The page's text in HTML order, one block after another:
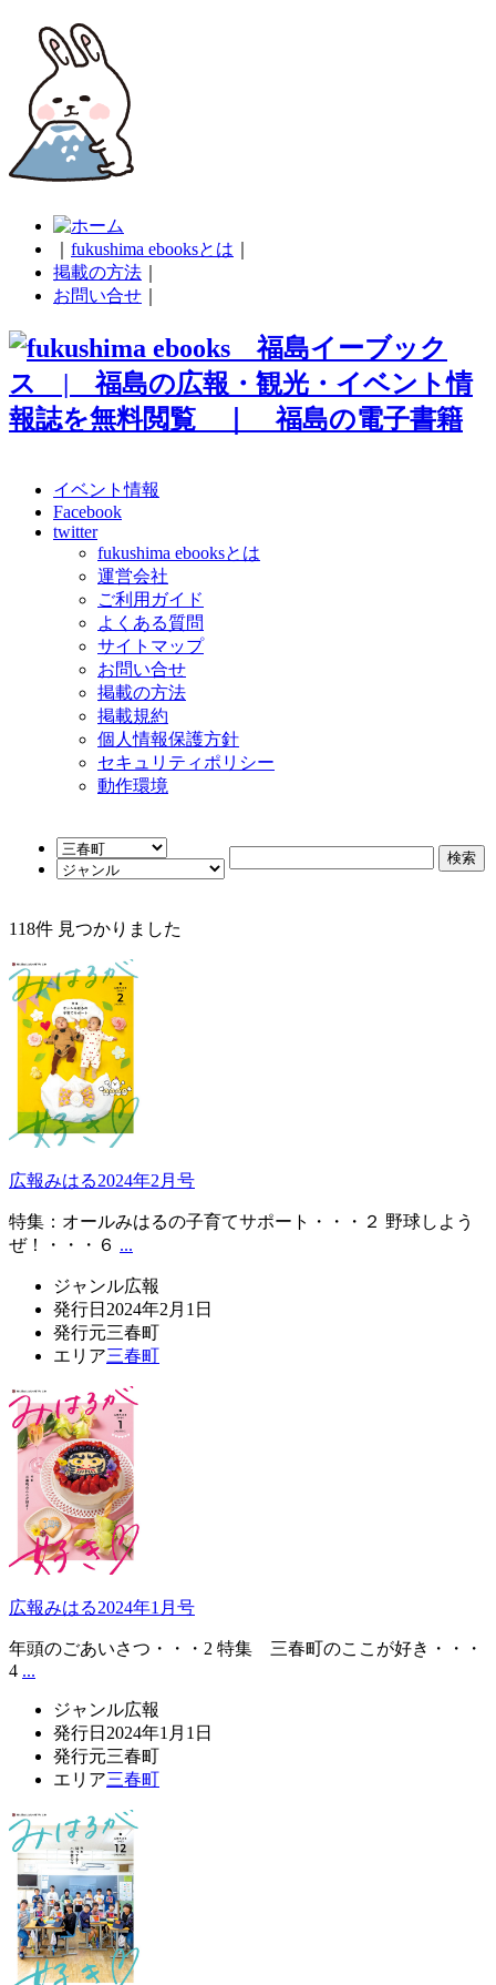
fukushima ebooksとは
掲載の方法
お問い合せ
イベント情報
Facebook
twitter
fukushima ebooksとは
運営会社
ご利用ガイド
よくある質問
サイトマップ
お問い合せ
掲載の方法
掲載規約
個人情報保護方針
セキュリティポリシー
動作環境
118件 見つかりました
広報みはる2024年2月号
特集：オールみはるの子育てサポート・・・２ 野球しよう
ぜ！・・・６ ...
ジャンル広報
発行日 2024年2月1日
発行元三春町
エリア三春町
広報みはる2024年1月号
年頭のごあいさつ・・・2 特集 三春町のここが好き・・・
4 ...
ジャンル広報
発行日 2024年1月1日
発行元三春町
エリア三春町